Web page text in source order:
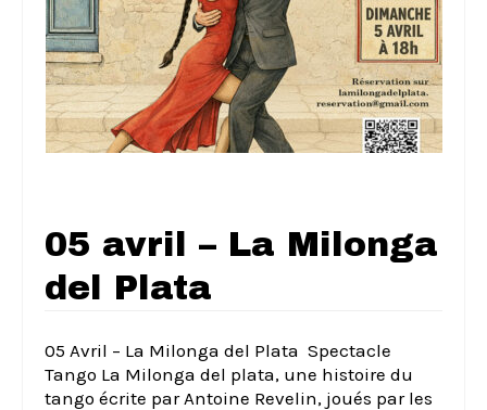
05 avril – La Milonga
del Plata
05 Avril – La Milonga del Plata ­ Spectacle
Tango La Milonga del plata, une histoire du
tango écrite par Antoine Revelin, joués par les